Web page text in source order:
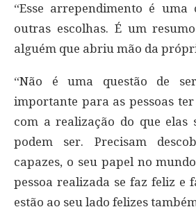
“Esse arrependimento é uma
outras escolhas. É um
alguém que abriu mão da
“Não é uma questão de
importante para as pessoas
com a realização do que elas
podem ser. Precisam
capazes, o seu papel no
pessoa realizada se faz feliz e
estão ao seu lado felizes